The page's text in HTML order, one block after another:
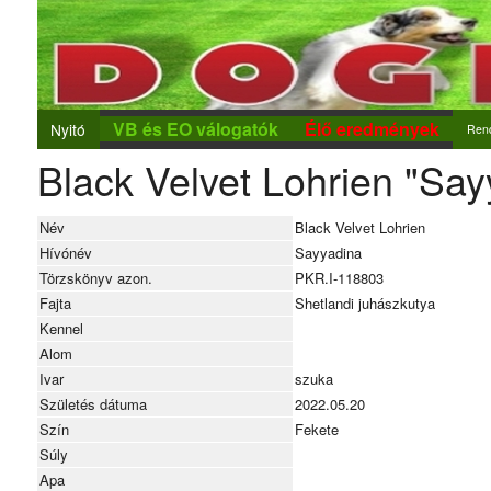
Nyitó VB és EO válogatók Élő eredmények
Új
Black Velvet Lohrien
Név
Black Velvet Lohrien
Hívónév
Sayyadina
Törzskönyv azon.
PKR.I-118803
Fajta
Shetlandi juhászkutya
Kennel
Alom
Ivar
szuka
Születés dátuma
2022.05.20
Szín
Fekete
Súly
Apa